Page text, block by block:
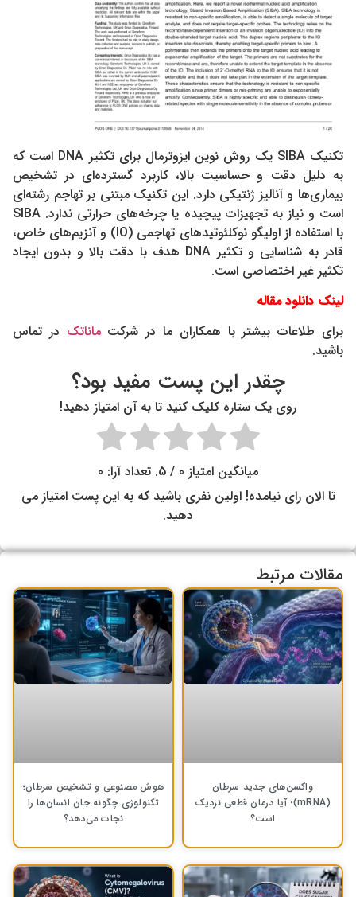
تکنیک SIBA یک روش نوین ایزوترمال برای تکثیر DNA است که
به دلیل دقت و حساسیت بالا، کاربرد گسترده‌ای در تشخیص
بیماری‌ها و آنالیز ژنتیکی دارد. این تکنیک مبتنی بر تهاجم رشته‌ای
است و نیاز به تجهیزات پیچیده یا چرخه‌های حرارتی ندارد. SIBA
با استفاده از اولیگو نوکلئوتیدهای تهاجمی (IO) و آنزیم‌های خاص،
قادر به شناسایی و تکثیر DNA هدف با دقت بالا و بدون ایجاد
تکثیر غیر اختصاصی است.
لینک دانلود مقاله
برای طلاعات بیشتر با همکاران ما در شرکتماناتک در تماس
باشید.
چقدر این پست مفید بود؟
روی یک ستاره کلیک کنید تا به آن امتیاز دهید!
میانگین امتیاز 0 / 5. تعداد آرا:
0
تا الان رای نیامده! اولین نفری باشید که به این پست امتیاز می
دهید.
مقالات مرتبط
واکسن‌های جدید سرطان
(mRNA)؛ آیا درمان قطعی نزدیک
است؟
هوش مصنوعی و تشخیص سرطان؛
تکنولوژی چگونه جان انسان‌ها را
نجات می‌دهد؟